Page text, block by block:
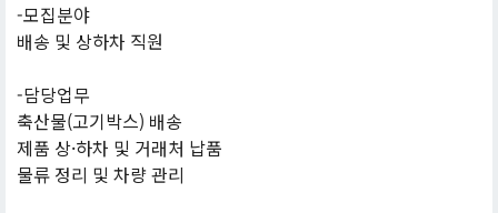
-모집분야
배송 및 상하차 직원
-담당업무
축산물(고기박스) 배송
제품 상·하차 및 거래처 납품
물류 정리 및 차량 관리